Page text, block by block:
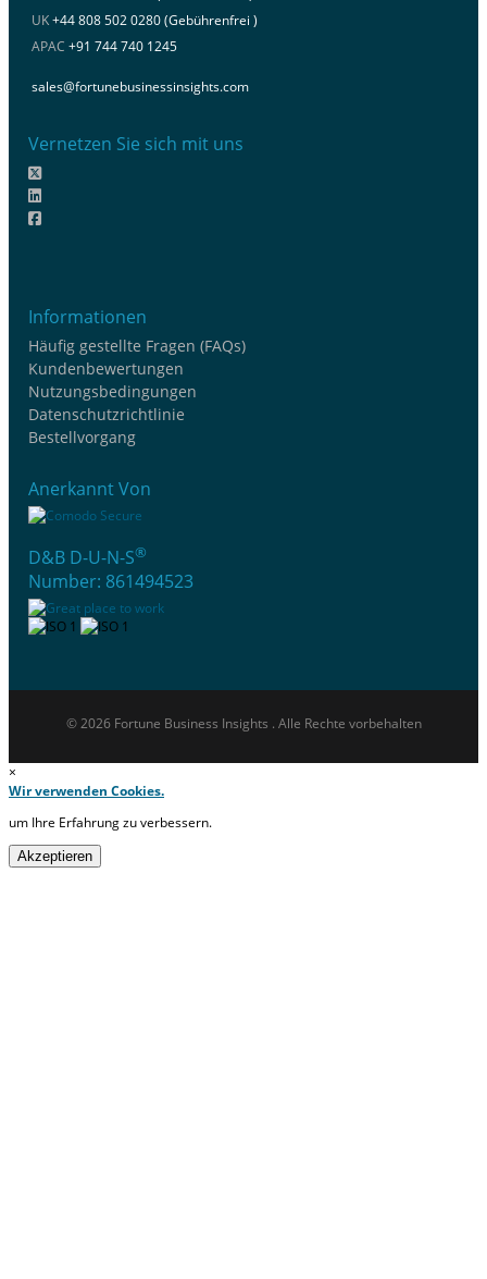
UK+44 808 502 0280 (Gebührenfrei )
APAC +91 744 740 1245
sales@fortunebusinessinsights.com
Vernetzen Sie sich mit uns
Informationen
Häufig gestellte Fragen (FAQs)
Kundenbewertungen
Nutzungsbedingungen
Datenschutzrichtlinie
Bestellvorgang
Anerkannt Von
D&B D-U-N-S®
Number: 861494523
© 2026 Fortune Business Insights . Alle Rechte vorbehalten
×
Wir verwenden Cookies.
um Ihre Erfahrung zu verbessern.
Akzeptieren